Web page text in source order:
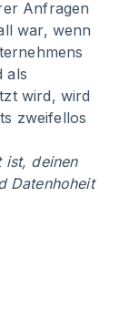
Anfragen
war, wenn
als
wird, wird
zweifellos
ist, deinen
Datenhoheit